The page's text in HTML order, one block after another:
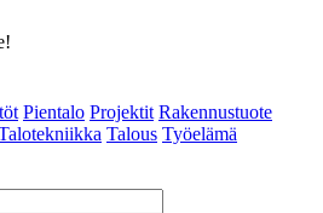
Pientalo Projektit Rakennustuote
Talous Työelämä